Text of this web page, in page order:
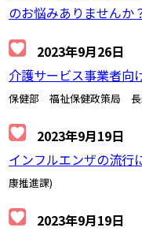
のお悩みありませんか
2023年9月26日
介護サービス事業者向
保健部 福祉保健政策局 長
2023年9月19日
インフルエンザの流行
康推進課)
2023年9月19日